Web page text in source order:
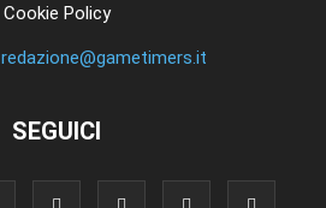
Cookie Policy
redazione@gametimers.it
SEGUICI